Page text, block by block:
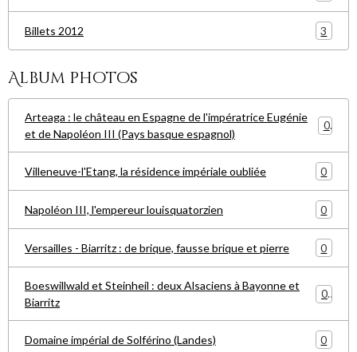
Billets 2012 3
Album photos
Arteaga : le château en Espagne de l'impératrice Eugénie
et de Napoléon III (Pays basque espagnol)
0
Villeneuve-l'Etang, la résidence impériale oubliée 0
Napoléon III, l'empereur louisquatorzien 0
Versailles - Biarritz : de brique, fausse brique et pierre 0
Boeswillwald et Steinheil : deux Alsaciens à Bayonne et
Biarritz
0
Domaine impérial de Solférino (Landes) 0